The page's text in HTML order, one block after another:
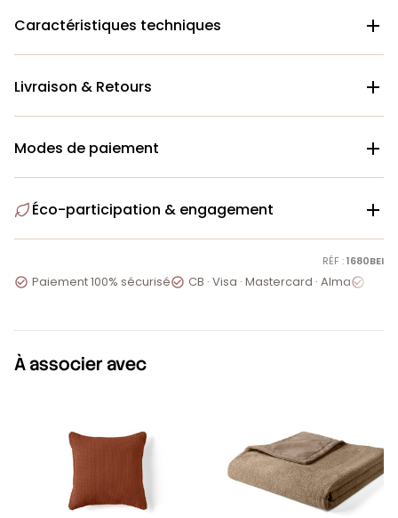
Caractéristiques techniques 
Livraison & Retours 
Modes de paiement 
Éco-participation & engagement 
RÉF :1680BEI
 Paiement 100% sécurisé CB · Visa · Mastercard · Alma
À associer avec